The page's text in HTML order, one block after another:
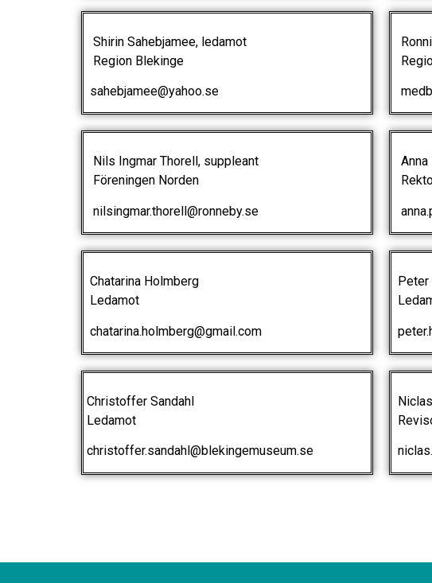
Shirin Sahebjamee, ledamot
Region Blekinge
sahebjamee@yahoo.se
Nils Ingmar Thorell, suppleant
Föreningen Norden
nilsingmar.thorell@ronneby.se
Anna
Chatarina Holmberg
Ledamot
chatarina.holmberg@gmail.com
Christoffer Sandahl
Ledamot
christoffer.sandahl@blekingemuseum.se